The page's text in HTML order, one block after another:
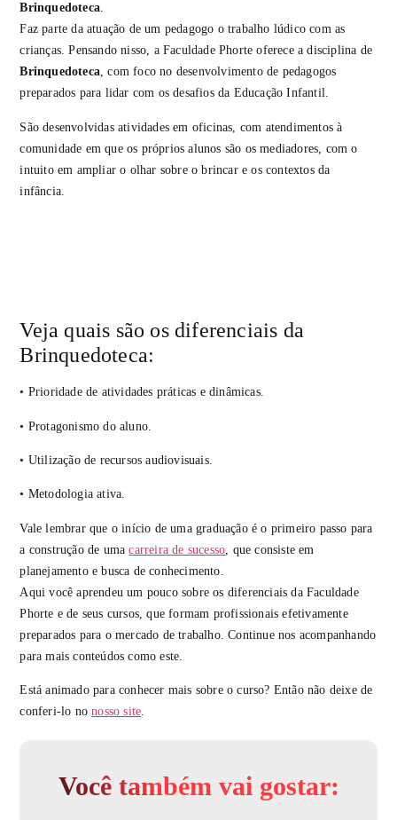
Brinquedoteca.
Faz parte da atuação de um pedagogo o trabalho lúdico com as
crianças. Pensando nisso, a Faculdade Phorte oferece a disciplina de
Brinquedoteca, com foco no desenvolvimento de pedagogos
preparados para lidar com os desafios da Educação Infantil.
São desenvolvidas atividades em oficinas, com atendimentos à
comunidade em que os próprios alunos são os mediadores, com o
intuito em ampliar o olhar sobre o brincar e os contextos da
infância.
Veja quais são os diferenciais da
Brinquedoteca:
• Prioridade de atividades práticas e dinâmicas.
• Protagonismo do aluno.
• Utilização de recursos audiovisuais.
• Metodologia ativa.
Vale lembrar que o início de uma graduação é o primeiro passo para
a construção de umacarreira de sucesso , que consiste em
planejamento e busca de conhecimento.
Aqui você aprendeu um pouco sobre os diferenciais da Faculdade
Phorte e de seus cursos, que formam profissionais efetivamente
preparados para o mercado de trabalho. Continue nos acompanhando
para mais conteúdos como este.
Está animado para conhecer mais sobre o curso? Então não deixe de
conferi-lo nonosso site.
Você também vai gostar: